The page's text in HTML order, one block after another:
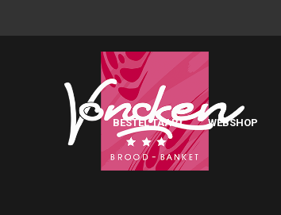
BESTEL TAART WEBSHOP